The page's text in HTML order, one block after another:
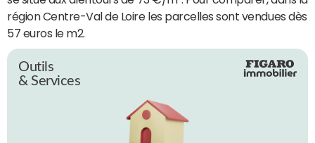
région Centre-Val de Loire les parcelles sont vendues dès
57 euros le m2.
Outils
& Services